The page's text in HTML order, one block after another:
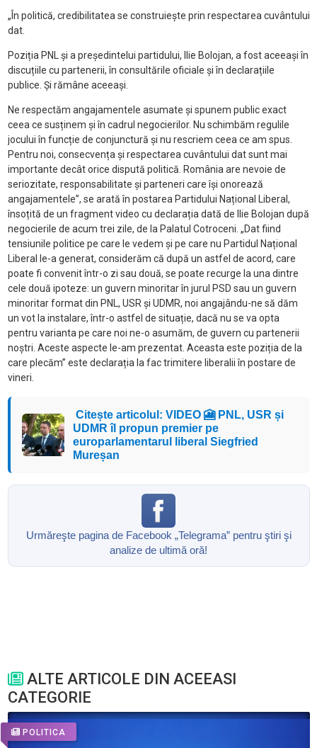
„În politică, credibilitatea se construiește prin respectarea cuvântului
dat.
Poziția PNL și a președintelui partidului, Ilie Bolojan, a fost aceeași în
discuțiile cu partenerii, în consultările oficiale și în declarațiile
publice. Și rămâne aceeași.
Ne respectăm angajamentele asumate și spunem public exact
ceea ce susținem și în cadrul negocierilor. Nu schimbăm regulile
jocului în funcție de conjunctură și nu rescriem ceea ce am spus.
Pentru noi, consecvența și respectarea cuvântului dat sunt mai
importante decât orice dispută politică. România are nevoie de
seriozitate, responsabilitate și parteneri care își onorează
angajamentele”, se arată în postarea Partidului Național Liberal,
însoțită de un fragment video cu declarația dată de Ilie Bolojan după
negocierile de acum trei zile, de la Palatul Cotroceni. „Dat fiind
tensiunile politice pe care le vedem și pe care nu Partidul Național
Liberal le-a generat, considerăm că după un astfel de acord, care
poate fi convenit într-o zi sau două, se poate recurge la una dintre
cele două ipoteze: un guvern minoritar în jurul PSD sau un guvern
minoritar format din PNL, USR și UDMR, noi angajându-ne să dăm
un vot la instalare, într-o astfel de situație, dacă nu se va opta
pentru varianta pe care noi ne-o asumăm, de guvern cu partenerii
noștri. Aceste aspecte le-am prezentat. Aceasta este poziția de la
care plecăm” este declarația la fac trimitere liberalii în postare de
vineri.
Citește articolul: VIDEO 🎦 PNL, USR și
UDMR îl propun premier pe
europarlamentarul liberal Siegfried
Mureșan
Urmăreşte pagina de Facebook „Telegrama” pentru ştiri şi
analize de ultimă oră!
ALTE ARTICOLE DIN ACEEASI
CATEGORIE
POLITICA